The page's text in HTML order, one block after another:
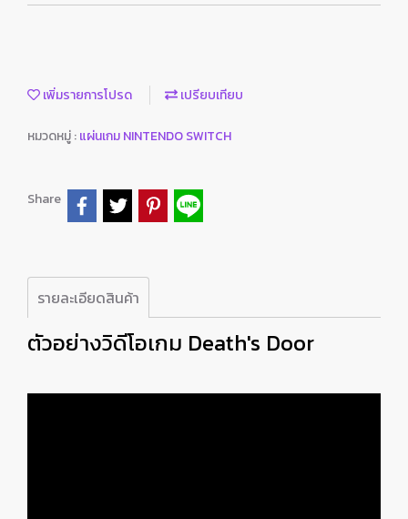
เพิ่มรายการโปรด เปรียบเทียบ
หมวดหมู่ :แผ่นเกม NINTENDO SWITCH
Share
รายละเอียดสินค้า
ตัวอย่างวิดีโอเกม Death's Door